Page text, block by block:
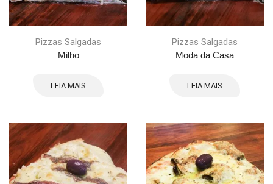
Pizzas Salgadas
Milho
LEIA MAIS
Pizzas Salgadas
Moda da Casa
LEIA MAIS